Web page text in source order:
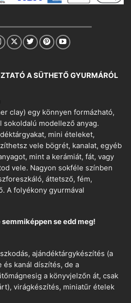
A SÜTHETŐ GYURMÁRÓL
clay) egy könnyen formázható,
modellező anyag.
mini ételeket,
vele bögrét, kanalat, egyéb
mint a kerámiát, fát, vagy
vele. Nagyon sokféle színben
áttetsző, fém,
A folyékony gyurmával
se edd meg!
ajándéktárgykészítés (a
kanál díszítés, de a
a könyvjelzőn át, csak
virágkészítés, miniatűr ételek